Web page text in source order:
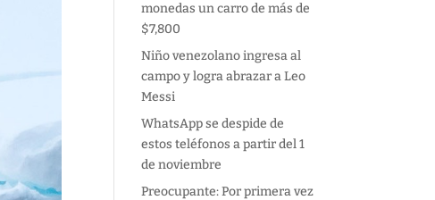
monedas un carro de más de
$7,800
Niño venezolano ingresa al
campo y logra abrazar a Leo
Messi
WhatsApp se despide de
estos teléfonos a partir del 1
de noviembre
Preocupante: Por primera vez